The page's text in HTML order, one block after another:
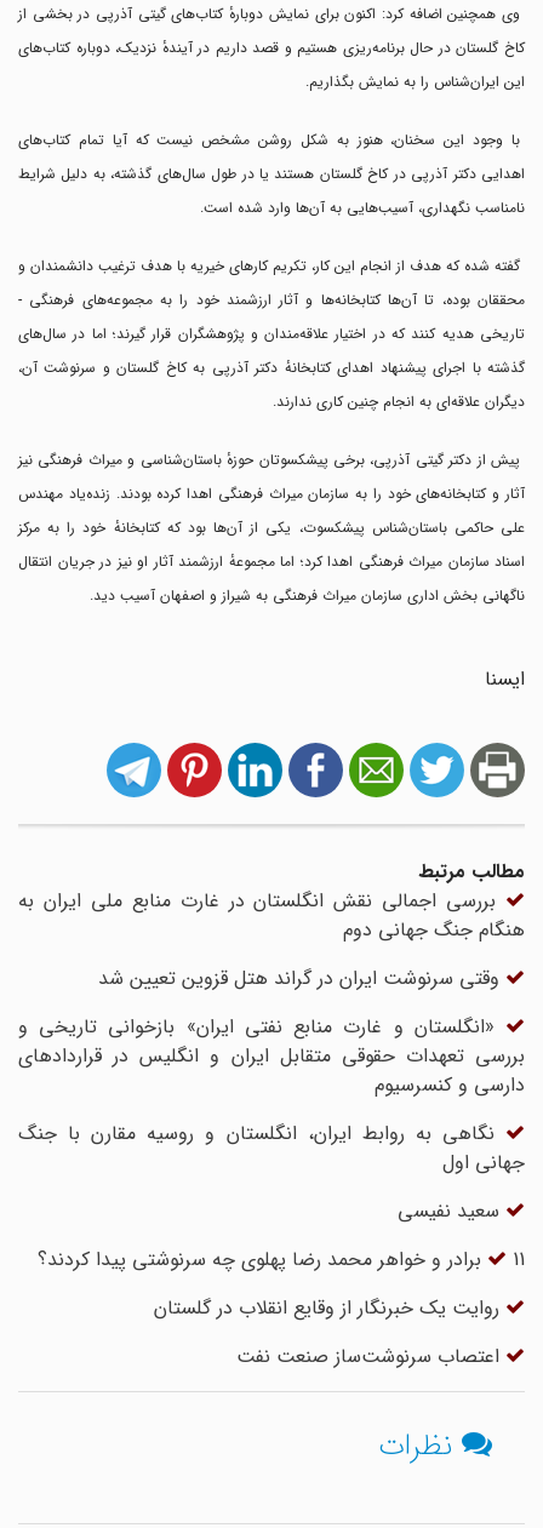
وی همچنین اضافه کرد: اکنون برای نمایش دوبارهٔ کتاب‌های گیتی آذرپی در بخشی از
کاخ گلستان در حال برنامه‌ریزی هستیم و قصد داریم در آیندهٔ نزدیک، دوباره کتاب‌های
این ایران‌شناس را به نمایش بگذاریم.
با وجود این سخنان، هنوز به شکل روشن مشخص نیست که آیا تمام کتاب‌های
اهدایی دکتر آذرپی در کاخ گلستان هستند یا در طول سال‌های گذشته، به دلیل شرایط
نامناسب نگهداری، آسیب‌هایی به آن‌ها وارد شده است.
گفته شده که هدف از انجام این کار، تکریم کارهای خیریه با هدف ترغیب دانشمندان و
محققان بوده، تا آن‌ها کتابخانه‌ها و آثار ارزشمند خود را به مجموعه‌های فرهنگی -
تاریخی هدیه کنند که در اختیار علاقه‌مندان و پژوهشگران قرار گیرند؛ اما در سال‌های
گذشته با اجرای پیشنهاد اهدای کتابخانهٔ دکتر آذرپی به کاخ گلستان و سرنوشت آن،
دیگران علاقه‌ای به انجام چنین کاری ندارند.
پیش از دکتر گیتی آذرپی، برخی پیشکسوتان حوزهٔ باستان‌شناسی و میراث فرهنگی نیز
آثار و کتابخانه‌های خود را به سازمان میراث فرهنگی اهدا کرده بودند. زنده‌یاد مهندس
علی حاکمی باستان‌شناس پیشکسوت، یکی از آن‌ها بود که کتابخانهٔ خود را به مرکز
اسناد سازمان میراث فرهنگی اهدا کرد؛ اما مجموعهٔ ارزشمند آثار او نیز در جریان انتقال
ناگهانی بخش اداری سازمان میراث فرهنگی به شیراز و اصفهان آسیب دید.
ایسنا
مطالب مرتبط
بررسی اجمالی نقش انگلستان در غارت منابع ملی ایران به
هنگام جنگ جهانی دوم
وقتی سرنوشت ایران در گراند هتل قزوین تعیین شد
«انگلستان و غارت منابع نفتی ایران» بازخوانی تاریخی و
بررسی تعهدات حقوقی متقابل ایران و انگلیس در قراردادهای
دارسی و کنسرسیوم
نگاهی به روابط ایران، انگلستان و روسیه مقارن با جنگ
جهانی اول
سعید نفیسی
روایت یک خبرنگار از وقایع انقلاب در گلستان
اعتصاب سرنوشت‌ساز صنعت نفت
نظرات